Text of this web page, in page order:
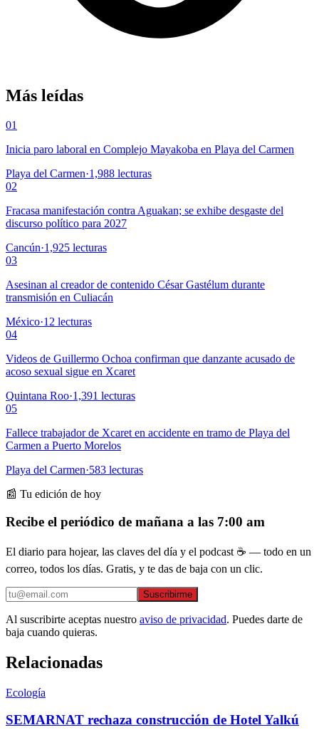
Más leídas
01
Inicia paro laboral en Complejo Mayakoba en Playa del Carmen
Playa del Carmen·1,988 lecturas
02
Fracasa manifestación contra Aguakan; se exhibe desgaste del
discurso político para 2027
Cancún·1,925 lecturas
03
Asesinan al creador de contenido César Gastélum durante
transmisión en Culiacán
México·12 lecturas
04
Videos de Guillermo Ochoa confirman que danzante acusado de
acoso sexual sigue en Xcaret
Quintana Roo·1,391 lecturas
05
Fallece trabajador de Xcaret en accidente en tramo de Playa del
Carmen a Puerto Morelos
Playa del Carmen·583 lecturas
📰 Tu edición de hoy
Recibe el periódico de mañana a las 7:00 am
El diario para hojear, las claves del día y el podcast ☕ — todo en un
correo, todos los días. Gratis, y te das de baja con un clic.
Suscribirme
Al suscribirte aceptas nuestro aviso de privacidad. Puedes darte de
baja cuando quieras.
Relacionadas
Ecología
SEMARNAT rechaza construcción de Hotel Yalkú